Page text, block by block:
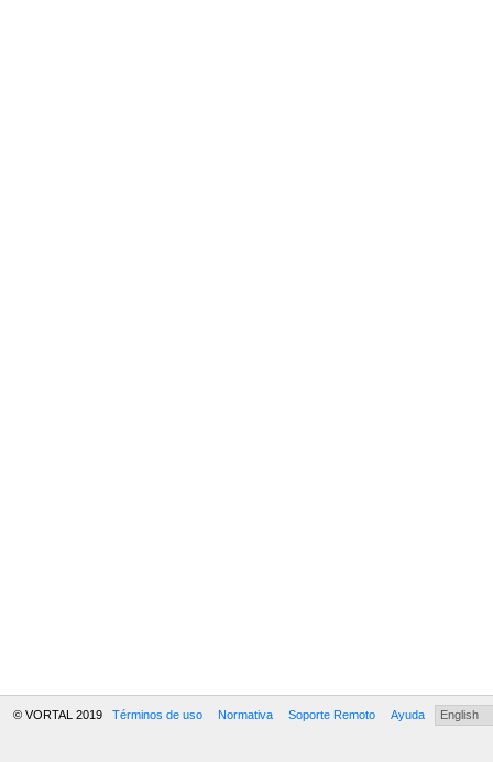
© VORTAL 2019 Términos de uso Normativa Soporte Remoto Ayuda